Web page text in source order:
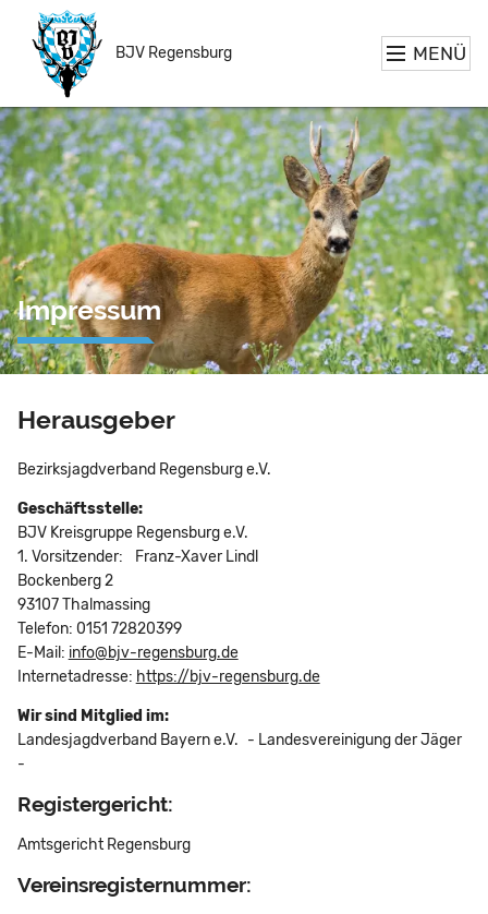
BJV Regensburg MENÜ
Impressum
Herausgeber
Bezirksjagdverband Regensburg e.V.
Geschäftsstelle:
BJV Kreisgruppe Regensburg e.V.
1. Vorsitzender: Franz-Xaver Lindl
Bockenberg 2
93107 Thalmassing
Telefon: 0151 72820399
E-Mail: info@bjv-regensburg.de
Internetadresse: https://bjv-regensburg.de
Wir sind Mitglied im:
Landesjagdverband Bayern e.V. - Landesvereinigung der Jäger
-
Registergericht:
Amtsgericht Regensburg
Vereinsregisternummer: